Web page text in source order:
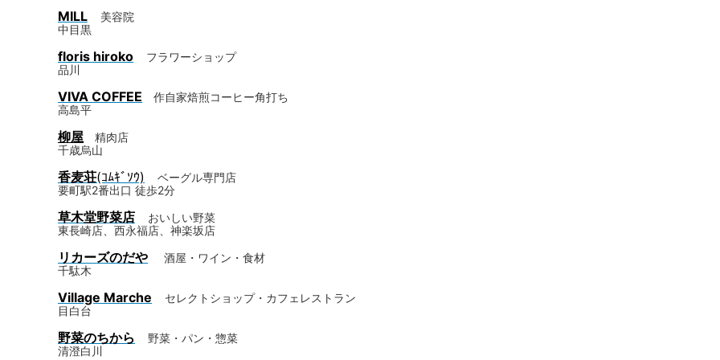
MILL
美容院
中目黒
floris hiroko
フラワーショップ
品川
VIVA COFFEE
作自家焙煎コーヒー角打ち
高島平
柳屋 精肉店
千歳烏山
香麦荘(ｺﾑｷﾞｿｳ)
ベーグル専門店
要町駅2番出口 徒歩2分
草木堂野菜店
おいしい野菜
東長崎店、西永福店、神楽坂店
リカーズのだや
酒屋・ワイン・食材
千駄木
Village Marche
セレクトショップ・カフェレストラン
目白台
野菜のちから
野菜・パン・惣菜
清澄白川